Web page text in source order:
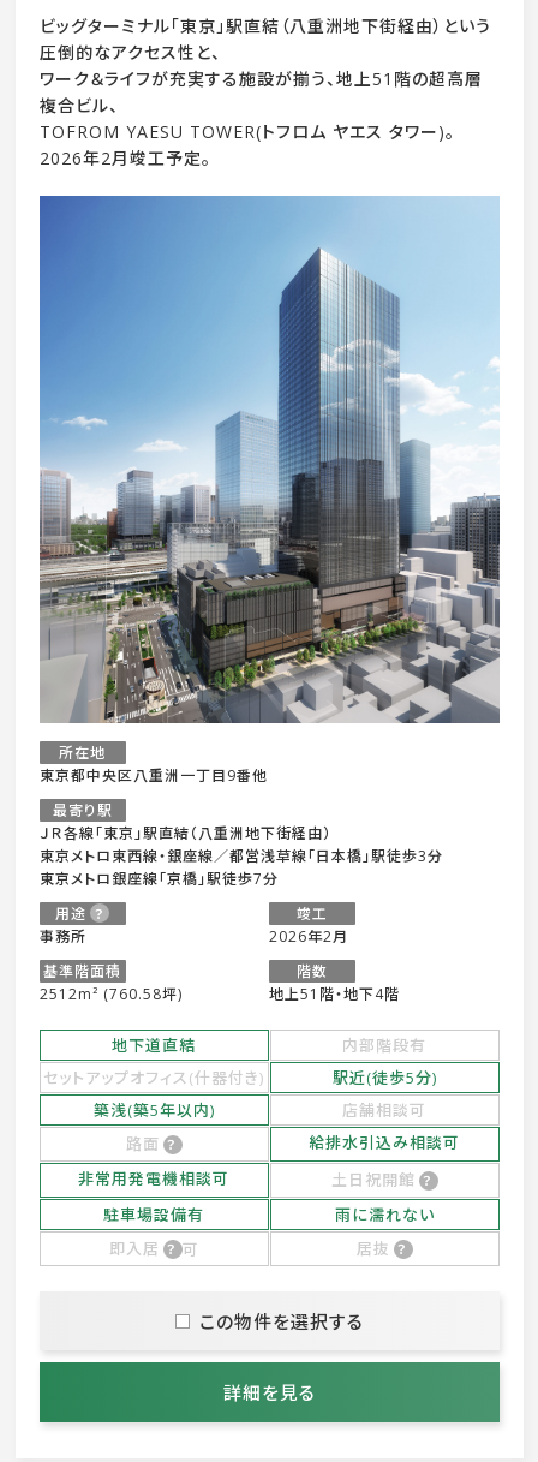
ビッグターミナル「東京」駅直結（八重洲地下街経由）という
圧倒的なアクセス性と、
ワーク＆ライフが充実する施設が揃う、地上51階の超高層
複合ビル、
TOFROM YAESU TOWER(トフロム ヤエス タワー)。
2026年2月竣工予定。
所在地
東京都中央区八重洲一丁目9番他
最寄り駅
ＪＲ各線「東京」駅直結（八重洲地下街経由）
東京メトロ東西線・銀座線／都営浅草線「日本橋」駅徒歩3分
東京メトロ銀座線「京橋」駅徒歩7分
用途
事務所
竣工
2026年2月
基準階面積
2512m² (760.58坪)
階数
地上51階・地下4階
地下道直結
内部階段有
セットアップオフィス(什器付き)
駅近(徒歩5分)
築浅(築5年以内)
店舗相談可
路面
給排水引込み相談可
非常用発電機相談可
土日祝開館
駐車場設備有
雨に濡れない
即入居
可 居抜
この物件を選択する
詳細を見る